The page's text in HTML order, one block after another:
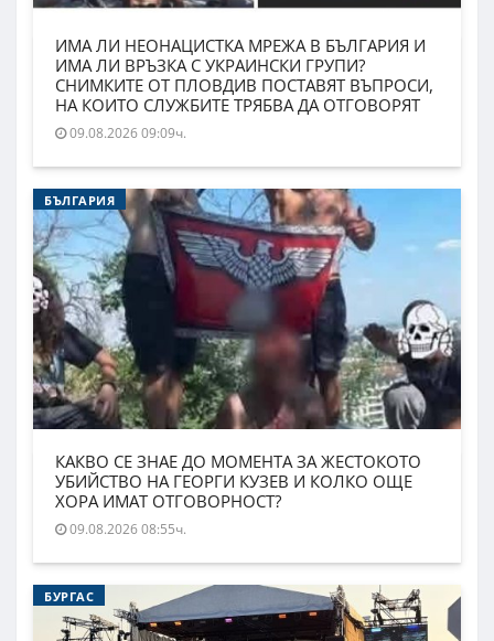
ИМА ЛИ НЕОНАЦИСТКА МРЕЖА В БЪЛГАРИЯ И
ИМА ЛИ ВРЪЗКА С УКРАИНСКИ ГРУПИ?
СНИМКИТЕ ОТ ПЛОВДИВ ПОСТАВЯТ ВЪПРОСИ,
НА КОИТО СЛУЖБИТЕ ТРЯБВА ДА ОТГОВОРЯТ
09.08.2026 09:09ч.
БЪЛГАРИЯ
КАКВО СЕ ЗНАЕ ДО МОМЕНТА ЗА ЖЕСТОКОТО
УБИЙСТВО НА ГЕОРГИ КУЗЕВ И КОЛКО ОЩЕ
ХОРА ИМАТ ОТГОВОРНОСТ?
09.08.2026 08:55ч.
БУРГАС